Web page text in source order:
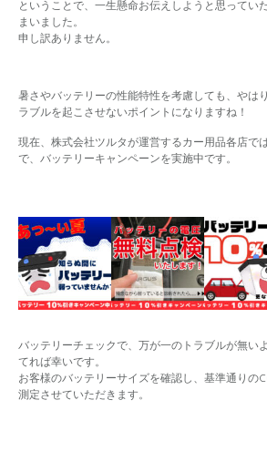
ということで、一生懸命お伝えしようと思ってい
まいました。
申し訳ありません。
暑さやバッテリーの性能特性を考慮しても、やは
ラブルを起こさせないポイントになりますね！
現在、株式会社ツルタが運営するカー用品各店で
で、バッテリーキャンペーンを実施中です。
バッテリーチェックで、万が一のトラブルが無い
てれば幸いです。
お客様のバッテリーサイズを確認し、基準通りの
測定させていただきます。